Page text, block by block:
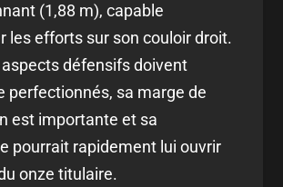
(1,88 m), capable
les efforts sur son couloir droit.
défensifs doivent
perfectionnés, sa marge de
est importante et sa
pourrait rapidement lui ouvrir
onze titulaire.